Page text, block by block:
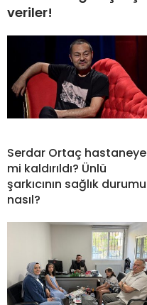
veriler!
Serdar Ortaç hastaneye
mi kaldırıldı? Ünlü
şarkıcının sağlık durumu
nasıl?